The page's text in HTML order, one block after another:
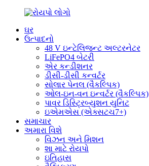
ઘર
ઉત્પાદનો
48 V ઇન્ટેલિજન્ટ અલ્ટરનેટર
LiFePO4 બેટરી
એર કન્ડીશનર
ડીસી-ડીસી કન્વર્ટર
સોલાર પેનલ (વૈકલ્પિક)
ઓલ-ઇન-વન ઇન્વર્ટર (વૈકલ્પિક)
પાવર ડિસ્ટ્રિબ્યુશન યુનિટ
ઇએમએસ (એક્સટચ7+)
સમાચાર
અમારા વિશે
વિઝન અને મિશન
શા માટે રોયપો
ઇતિહાસ